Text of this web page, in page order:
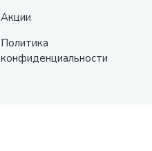
Акции
Политика
конфиденциальности